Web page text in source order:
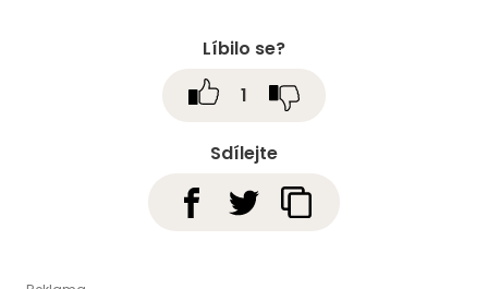
Sdílejte
Líbilo se?
1